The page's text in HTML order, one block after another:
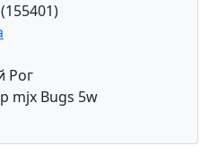
Рог
mjx Bugs 5w